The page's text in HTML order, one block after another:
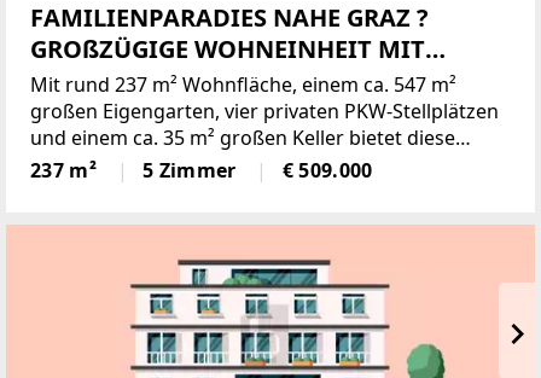
FAMILIENPARADIES NAHE GRAZ ?
GROßZÜGIGE WOHNEINHEIT MIT
EIGENGARTEN
Mit rund 237 m² Wohnfläche, einem ca. 547 m²
großen Eigengarten, vier privaten PKW-Stellplätzen
und einem ca. 35 m² großen Keller bietet diese
großzügige Wohneinheit ein Wohngefühl, das kaum
Wünsche offenlässt. Durch den separaten Eingang
237 m² 5 Zimmer € 509.000